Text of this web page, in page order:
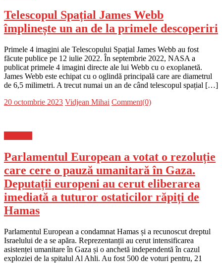
Telescopul Spațial James Webb
împlinește un an de la primele descoperiri
Primele 4 imagini ale Telescopului Spațial James Webb au fost
făcute publice pe 12 iulie 2022. În septembrie 2022, NASA a
publicat primele 4 imagini directe ale lui Webb cu o exoplanetă.
James Webb este echipat cu o oglindă principală care are diametrul
de 6,5 milimetri. A trecut numai un an de când telescopul spațial […]
Posted
20 octombrie 2023 Author
Vidjean Mihai Comment(0)
Parlamentul European a votat o rezoluție
care cere o pauză umanitară în Gaza.
Deputații europeni au cerut eliberarea
imediată a tuturor ostaticilor răpiți de
Hamas
Parlamentul European a condamnat Hamas și a recunoscut dreptul
Israelului de a se apăra. Reprezentanții au cerut intensificarea
asistenței umanitare în Gaza și o anchetă independentă în cazul
exploziei de la spitalul Al Ahli. Au fost 500 de voturi pentru, 21